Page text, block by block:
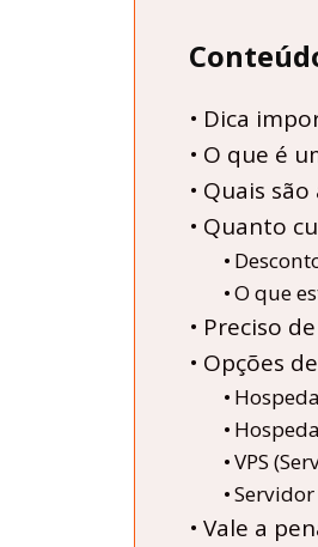
Dica
O que é
Quais
Quanto
O que
Preciso
Opções
VPS
Vale a